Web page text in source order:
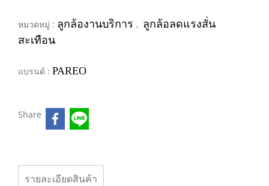
หมวดหมู่ : ลูกล้องานบริการ , ลูกล้อลดแรงสั่น
สะเทือน
แบรนด์ : PAREO
Share
รายละเอียดสินค้า